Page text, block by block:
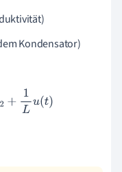
Kondensator)
1Lu (t)